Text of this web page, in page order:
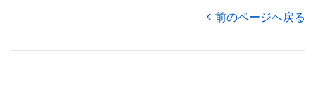
前のページへ戻る